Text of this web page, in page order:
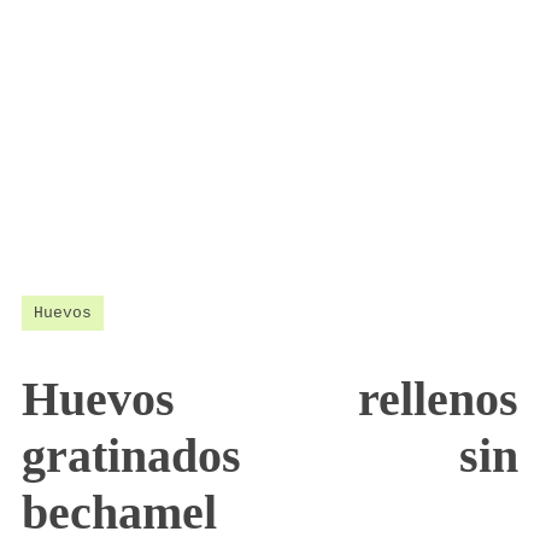
Huevos
Huevos rellenos
gratinados sin
bechamel